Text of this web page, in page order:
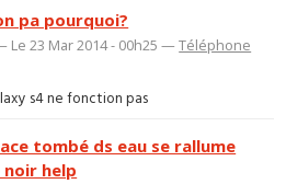
pa pourquoi?
Le 23 Mar 2014 - 00h25 —Téléphone
s4 ne fonction pas
tombé ds eau se rallume
help